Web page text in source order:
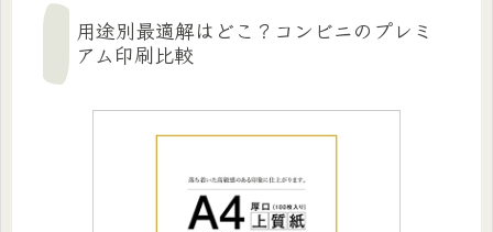
用途別最適解はどこ？コンビニのプレミ
アム印刷比較